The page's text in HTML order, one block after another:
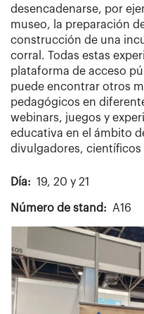
desencadenarse, por
museo, la preparación
construcción de una
corral. Todas estas
plataforma de acceso
puede encontrar otros
pedagógicos en
webinars, juegos y
educativa en el ámbito
divulgadores, científicos
Día 19, 20 y 21
Número de stand A16